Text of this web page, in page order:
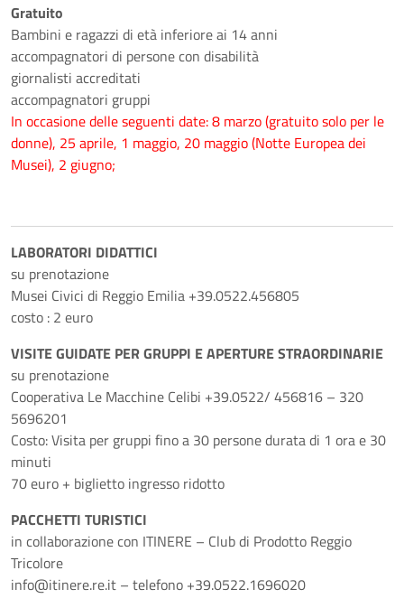
Gratuito
Bambini e ragazzi di età inferiore ai 14 anni
accompagnatori di persone con disabilità
giornalisti accreditati
accompagnatori gruppi
In occasione delle seguenti date: 8 marzo (gratuito solo per le
donne), 25 aprile, 1 maggio, 20 maggio (Notte Europea dei
Musei), 2 giugno;
LABORATORI DIDATTICI
su prenotazione
Musei Civici di Reggio Emilia +39.0522.456805
costo : 2 euro
VISITE GUIDATE PER GRUPPI E APERTURE STRAORDINARIE
su prenotazione
Cooperativa Le Macchine Celibi +39.0522/ 456816 – 320
5696201
Costo: Visita per gruppi fino a 30 persone durata di 1 ora e 30
minuti
70 euro + biglietto ingresso ridotto
PACCHETTI TURISTICI
in collaborazione con ITINERE – Club di Prodotto Reggio
Tricolore
info@itinere.re.it – telefono +39.0522.1696020